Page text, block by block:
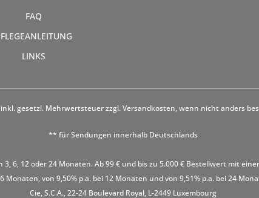
FAQ
LINKS
gesetzl. Mehrwertsteuer zzgl.Versandkosten, wenn nicht anders
** für Sendungen innerhalb Deutschlands
12 oder 24 Monaten. Ab 99 € und bis zu 5.000 € Bestellwert mit
Monaten, von 9,50% p.a. bei 12 Monaten und von 9,51% p.a. bei 24
Cie, S.C.A., 22-24 Boulevard Royal, L-2449 Luxembourg